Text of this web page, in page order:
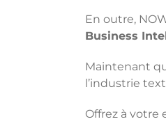
En outre,
Business
Maintenant
l’industrie
Offrez à votre